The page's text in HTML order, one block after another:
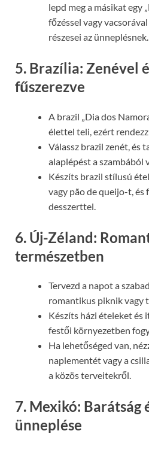
lepd meg a másikat egy
főzéssel vagy
részesei az ünneplésnek.
5. Brazília: Zenével
fűszerezve
A brazil „Dia dos
élettel teli, ezért
Válassz brazil zenét, és
alaplépést a szambából
Készíts brazil stílusú
vagy pão de queijo-t, és
desszerttel.
6. Új-Zéland:
természetben
Tervezd a napot a
romantikus piknik vagy
Készíts házi ételeket és
festői környezetben
Ha lehetőséged van,
naplementét vagy a
a közös terveitekről.
7. Mexikó: Barátság
ünneplése